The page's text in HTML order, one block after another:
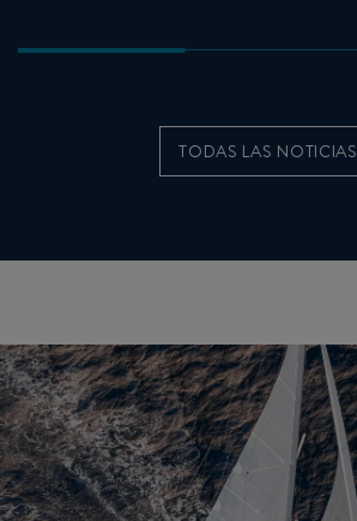
TODAS LAS NOTICIAS
Barcos